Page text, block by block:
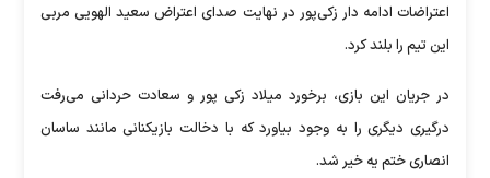
اعتراضات ادامه دار زکی‌پور در‌ نهایت صدای اعتراض سعید الهویی مربی
این تیم را بلند کرد.
در جریان این بازی، برخورد میلاد زکی پور و سعادت حردانی می‌رفت
درگیری دیگری را به وجود بیاورد که با دخالت بازیکنانی مانند ساسان
انصاری ختم یه خیر شد.